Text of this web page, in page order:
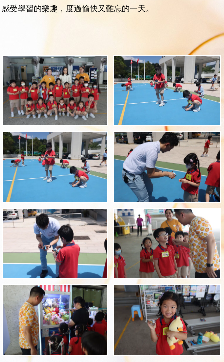
感受學習的樂趣，度過愉快又難忘的一天。